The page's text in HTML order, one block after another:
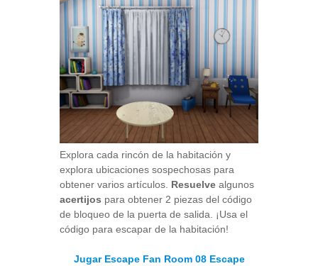
Explora cada rincón de la habitación y
explora ubicaciones sospechosas para
obtener varios artículos. Resuelve algunos
acertijos para obtener 2 piezas del código
de bloqueo de la puerta de salida. ¡Usa el
código para escapar de la habitación!
Jugar Escape Fan Room 08 Escape